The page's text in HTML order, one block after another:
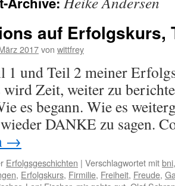
auf Erfolgskurs,
2017von wittfrey
1 und Teil 2 meiner
Zeit, weiter zu
es begann. Wie es
DANKE zu sagen.
→
Erfolgsgeschichten | Verschlagwortet mitbni
, Erfolgskurs, Firmilie, Freiheit, Freude,